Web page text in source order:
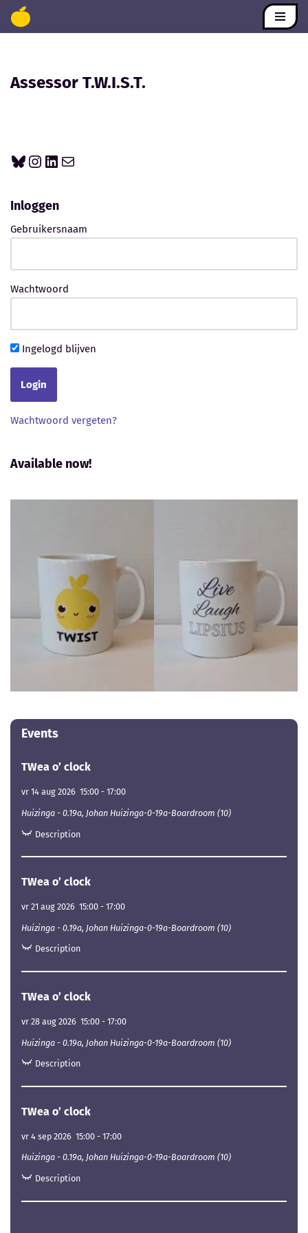
Ga
inhoud
Assessor T.W.I.S.T.
Inloggen
Gebruikersnaam
Wachtwoord
Ingelogd blijven
Wachtwoord vergeten?
Available now!
Events
TWea o’ clock
vr 14 aug 2026 15:00 - 17:00
Huizinga - 0.19a, Johan Huizinga-0-19a-Boardroom (10)
Description
TWea o’ clock
vr 21 aug 2026 15:00 - 17:00
Huizinga - 0.19a, Johan Huizinga-0-19a-Boardroom (10)
Description
TWea o’ clock
vr 28 aug 2026 15:00 - 17:00
Huizinga - 0.19a, Johan Huizinga-0-19a-Boardroom (10)
Description
TWea o’ clock
vr 4 sep 2026 15:00 - 17:00
Huizinga - 0.19a, Johan Huizinga-0-19a-Boardroom (10)
Description